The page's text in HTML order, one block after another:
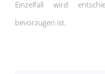
Einzelfall wird
bevorzugen ist.